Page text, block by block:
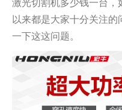
激光切割机多少钱一台，
以来都是大家十分关注
一下这这问题。